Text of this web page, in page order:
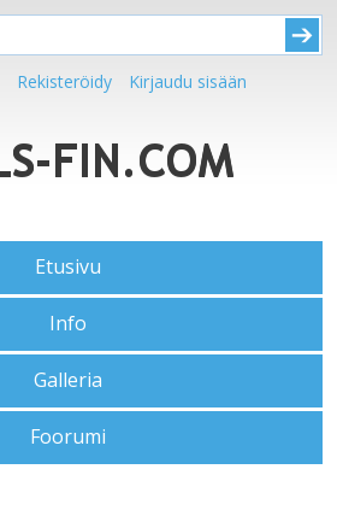
Rekisteröidy Kirjaudu sisään
Etusivu
Info
Galleria
Foorumi